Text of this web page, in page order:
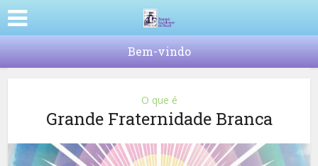
Bem-vindo
O que é
Grande Fraternidade Branca